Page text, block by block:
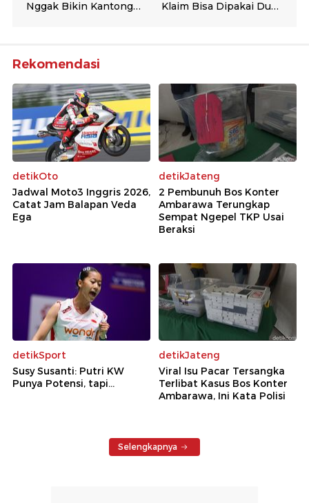
Rekomendasi
detikOto
Jadwal Moto3 Inggris 2026,
Catat Jam Balapan Veda
Ega
detikJateng
2 Pembunuh Bos Konter
Ambarawa Terungkap
Sempat Ngepel TKP Usai
Beraksi
detikSport
Susy Susanti: Putri KW
Punya Potensi, tapi...
detikJateng
Viral Isu Pacar Tersangka
Terlibat Kasus Bos Konter
Ambarawa, Ini Kata Polisi
Selengkapnya